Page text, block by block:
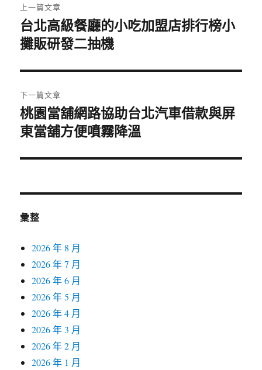
章
導
覽
上一篇文章
上
一
文
章:
台北高級餐廳的小吃加盟店排行榜小
攤販研發二抽機
下一篇文章
下
一
文
桃園當舖網路協助台北汽車借款與屏
東當舖方便噴霧降溫
彙整
2026 年 8 月
2026 年 7 月
2026 年 6 月
2026 年 5 月
2026 年 4 月
2026 年 3 月
2026 年 2 月
2026 年 1 月